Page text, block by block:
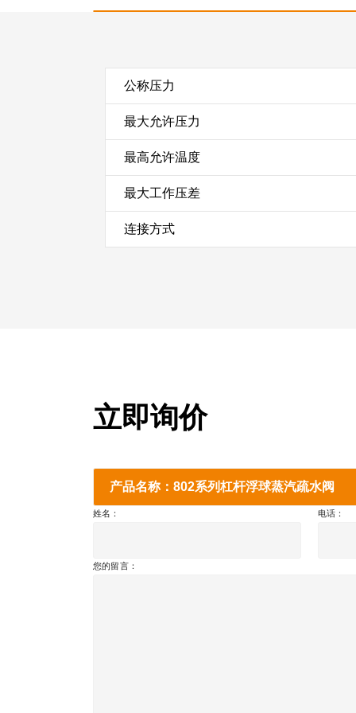
公称压力
最大允许压力
最高允许温度
最大工作压差
连接方式
立即询价
产品名称：802系列杠杆浮球蒸汽疏水阀
姓名： 电话：
您的留言：